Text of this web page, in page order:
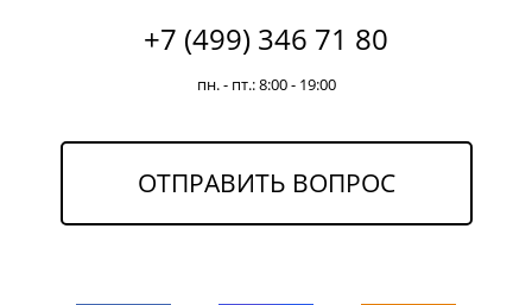
+7 (499) 346 71 80
пн. - пт.: 8:00 - 19:00
ОТПРАВИТЬ ВОПРОС